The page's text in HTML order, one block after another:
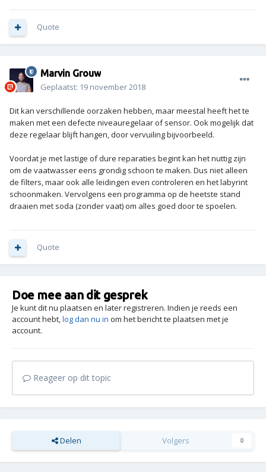
Quote
Marvin Grouw
Geplaatst: 19 november 2018
Dit kan verschillende oorzaken hebben, maar meestal heeft het te
maken met een defecte niveauregelaar of sensor. Ook mogelijk dat
deze regelaar blijft hangen, door vervuiling bijvoorbeeld.
Voordat je met lastige of dure reparaties begint kan het nuttig zijn
om de vaatwasser eens grondig schoon te maken. Dus niet alleen
de filters, maar ook alle leidingen even controleren en het labyrint
schoonmaken. Vervolgens een programma op de heetste stand
draaien met soda (zonder vaat) om alles goed door te spoelen.
Quote
Doe mee aan dit gesprek
Je kunt dit nu plaatsen en later registreren. Indien je reeds een
account hebt,log dan nu in om het bericht te plaatsen met je
account.
Reageer op dit topic
Delen Volgers 0